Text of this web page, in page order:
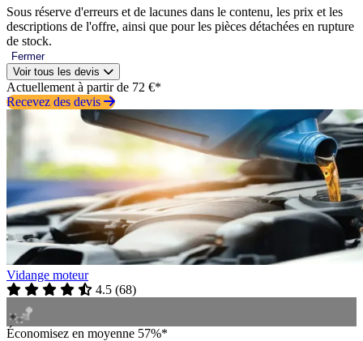
Sous réserve d'erreurs et de lacunes dans le contenu, les prix et les
descriptions de l'offre, ainsi que pour les pièces détachées en rupture
de stock.
Fermer
Voir tous les devis
Actuellement à partir de 72 €*
Recevez des devis
Vidange moteur
4.5 (68)
Économisez en moyenne 57%*